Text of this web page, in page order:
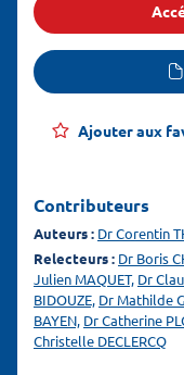
Ajouter aux
Contributeurs
Auteurs : Dr Corentin
Relecteurs : Dr Boris
Julien MAQUET, Dr
BIDOUZE, Dr Mathilde
BAYEN, Dr Catherine
Christelle DECLERCQ